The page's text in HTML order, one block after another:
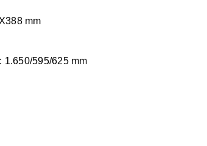
mm
1.650/595/625 mm